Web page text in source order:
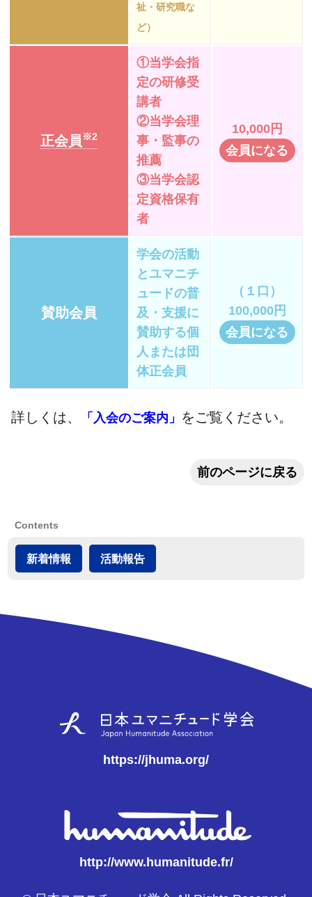
祉・研究職な
ど）
正会員 ※2
①当学会指
定の研修受
講者
②当学会理
事・監事の
推薦
③当学会認
定資格保有
者
10,000円
会員になる
賛助会員
学会の活動
とユマニチ
ュードの普
及・支援に
賛助する個
人または団
体正会員
（１口）
100,000円
会員になる
詳しくは、 「入会のご案内」 をご覧ください。
前のページに戻る
Contents
新着情報 活動報告
https://jhuma.org/
http://www.humanitude.fr/